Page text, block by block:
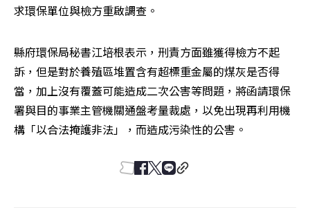
求環保單位與檢方重啟調查。
縣府環保局秘書江培根表示，刑責方面雖獲得檢方不起
訴，但是對於養殖區堆置含有超標重金屬的煤灰是否得
當，加上沒有覆蓋可能造成二次公害等問題，將函請環保
署與目的事業主管機關通盤考量裁處，以免出現再利用機
構「以合法掩護非法」，而造成污染性的公害。